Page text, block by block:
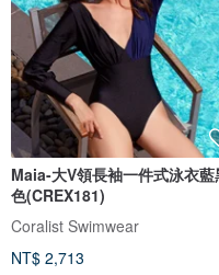
Maia-大V領長袖一件式泳衣藍
色(CREX181)
Coralist Swimwear
NT$ 2,713